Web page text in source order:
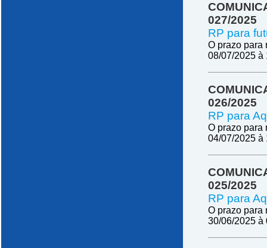
027/2025
RP para
O prazo para
08/07/2025 à
026/2025
RP para
O prazo para
04/07/2025 à
025/2025
RP para
O prazo para
30/06/2025 à